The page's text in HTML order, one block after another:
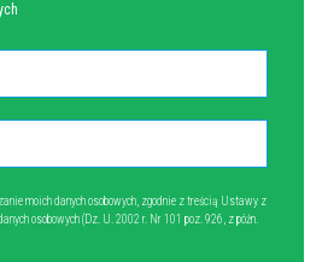
moich danych osobowych, zgodnie z treścią Ustawy z
osobowych (Dz. U. 2002 r. Nr 101 poz. 926, z późn.